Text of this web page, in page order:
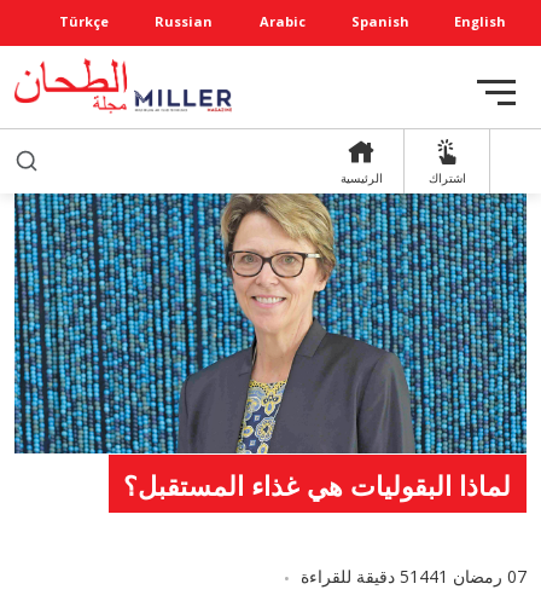
English
Spanish
Arabic
Russian
Türkçe
اشتراك الرئيسية
لماذا البقوليات هي غذاء المستقبل؟
07 رمضان 1441 5 دقيقة للقراءة